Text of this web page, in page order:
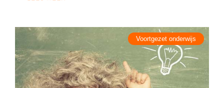
Kinderboekenweek
Kleurplaten
Mediawijsheid
Nieuws
MEER...
AI voor het onderwijs
Kruiswoordpuzzels
Voortgezet onderwijs